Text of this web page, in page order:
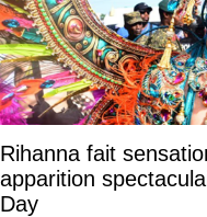
Rihanna fait
apparition
Day